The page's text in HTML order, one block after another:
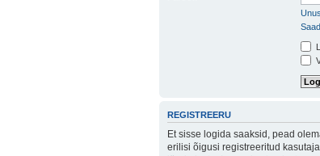
REGISTREERU
Et sisse logida saaksid, pead
erilisi õigusi registreeritud